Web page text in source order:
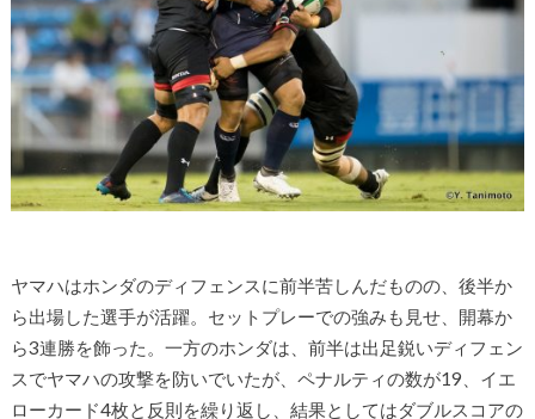
ヤマハはホンダのディフェンスに前半苦しんだものの、後半か
ら出場した選手が活躍。セットプレーでの強みも見せ、開幕か
ら3連勝を飾った。一方のホンダは、前半は出足鋭いディフェン
スでヤマハの攻撃を防いでいたが、ペナルティの数が19、イエ
ローカード4枚と反則を繰り返し、結果としてはダブルスコアの